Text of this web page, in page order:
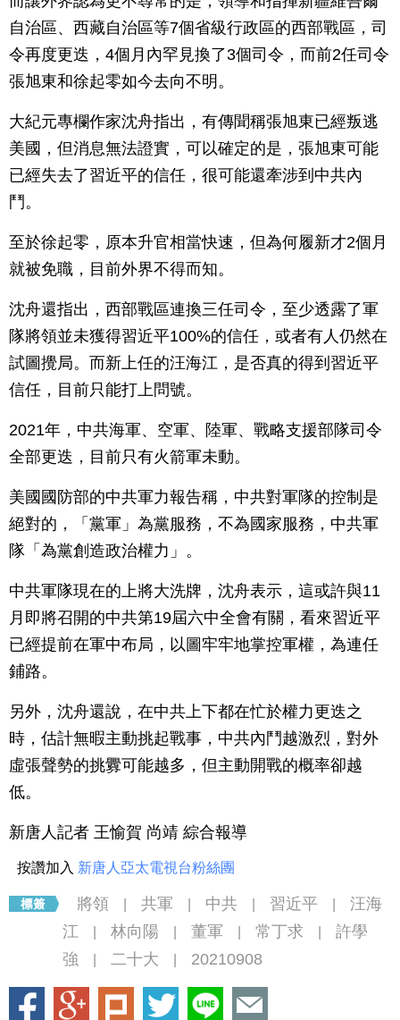
自治區、西藏自治區等7個省級行政區的西部戰區，司
令再度更迭，4個月內罕見換了3個司令，而前2任司令
張旭東和徐起零如今去向不明。
大紀元專欄作家沈舟指出，有傳聞稱張旭東已經叛逃
美國，但消息無法證實，可以確定的是，張旭東可能
已經失去了習近平的信任，很可能還牽涉到中共內
鬥。
至於徐起零，原本升官相當快速，但為何履新才2個月
就被免職，目前外界不得而知。
沈舟還指出，西部戰區連換三任司令，至少透露了軍
隊將領並未獲得習近平100%的信任，或者有人仍然在
試圖攪局。而新上任的汪海江，是否真的得到習近平
信任，目前只能打上問號。
2021年，中共海軍、空軍、陸軍、戰略支援部隊司令
全部更迭，目前只有火箭軍未動。
美國國防部的中共軍力報告稱，中共對軍隊的控制是
絕對的，「黨軍」為黨服務，不為國家服務，中共軍
隊「為黨創造政治權力」。
中共軍隊現在的上將大洗牌，沈舟表示，這或許與11
月即將召開的中共第19屆六中全會有關，看來習近平
已經提前在軍中布局，以圖牢牢地掌控軍權，為連任
鋪路。
另外，沈舟還說，在中共上下都在忙於權力更迭之
時，估計無暇主動挑起戰事，中共內鬥越激烈，對外
虛張聲勢的挑釁可能越多，但主動開戰的概率卻越
低。
新唐人記者 王愉賀 尚靖 綜合報導
按讚加入 新唐人亞太電視台粉絲團
將領 共軍 中共 習近平
汪海
江
林向陽 董軍 常丁求
許學
強
二十大 20210908